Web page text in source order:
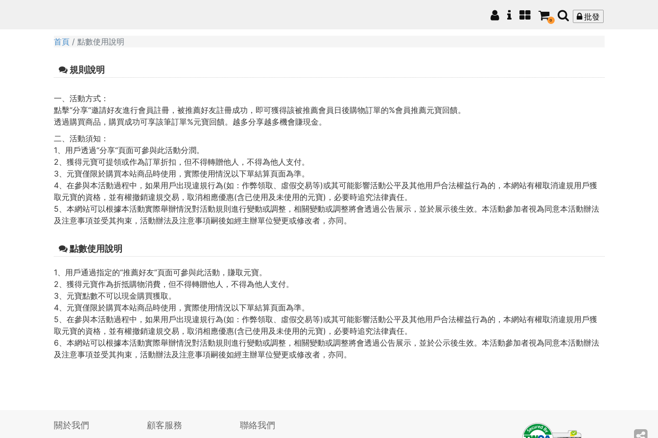
0 批發
首頁 點數使用說明
規則說明
一、活動方式：
點擊“分享“邀請好友進行會員註冊，被推薦好友註冊成功，即可獲得該被推薦會員日後購物訂單的%會員推薦元寶回饋。
透過購買商品，購買成功可享該筆訂單%元寶回饋。越多分享越多機會賺現金。
二、活動須知：
1、用戶透過“分享“頁面可參與此活動分潤。
2、獲得元寶可提領或作為訂單折扣，但不得轉贈他人，不得為他人支付。
3、元寶僅限於購買本站商品時使用，實際使用情況以下單結算頁面為準。
4、在參與本活動過程中，如果用戶出現違規行為(如：作弊領取、虛假交易等)或其可能影響活動公平及其他用戶合法權益行為的，本網站有權取消違規用戶獲
取元寶的資格，並有權撤銷違規交易，取消相應優惠(含已使用及未使用的元寶)，必要時追究法律責任。
5、本網站可以根據本活動實際舉辦情況對活動規則進行變動或調整，相關變動或調整將會透過公告展示，並於展示後生效。本活動參加者視為同意本活動辦法
及注意事項並受其拘束，活動辦法及注意事項嗣後如經主辦單位變更或修改者，亦同。
點數使用說明
1、用戶通過指定的“推薦好友”頁面可參與此活動，賺取元寶。
2、獲得元寶作為折抵購物消費，但不得轉贈他人，不得為他人支付。
3、元寶點數不可以現金購買獲取。
4、元寶僅限於購買本站商品時使用，實際使用情況以下單結算頁面為準。
5、在參與本活動過程中，如果用戶出現違規行為(如：作弊領取、虛假交易等)或其可能影響活動公平及其他用戶合法權益行為的，本網站有權取消違規用戶獲
取元寶的資格，並有權撤銷違規交易，取消相應優惠(含已使用及未使用的元寶)，必要時追究法律責任。
6、本網站可以根據本活動實際舉辦情況對活動規則進行變動或調整，相關變動或調整將會透過公告展示，並於公示後生效。本活動參加者視為同意本活動辦法
及注意事項並受其拘束，活動辦法及注意事項嗣後如經主辦單位變更或修改者，亦同。
關於我們 顧客服務 聯絡我們